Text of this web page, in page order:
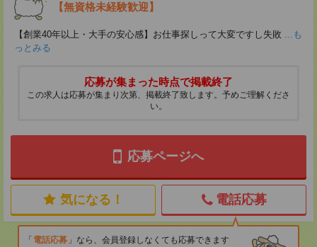
【無資格未経験歓迎】
【創業40年以上・大手の安心感】お仕事探しって大変ですし失敗 ...も
っとみる
応募が集まった時点で掲載終了
この求人は応募が集まり次第、掲載終了致します。予めご理解くださ
い。
応募ページへ
気になる！ 電話応募
電話応募
なら、会員登録しなくても応募できます